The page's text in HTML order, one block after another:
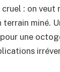
: on
terrain miné.
une